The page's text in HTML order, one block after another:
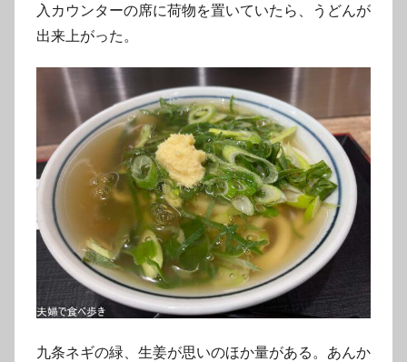
入カウンターの席に荷物を置いていたら、うどんが
出来上がった。
九条ネギの緑、生姜が思いのほか量がある。あんか